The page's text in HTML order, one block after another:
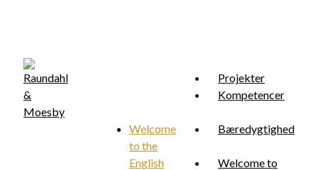
content
Welcome
to the
English
Projekter
Kompetencer
Bæredygtighed
Welcome to